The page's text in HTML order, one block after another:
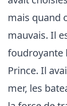
mais quand
mauvais. Il
foudroyante
Prince. Il
mer, les